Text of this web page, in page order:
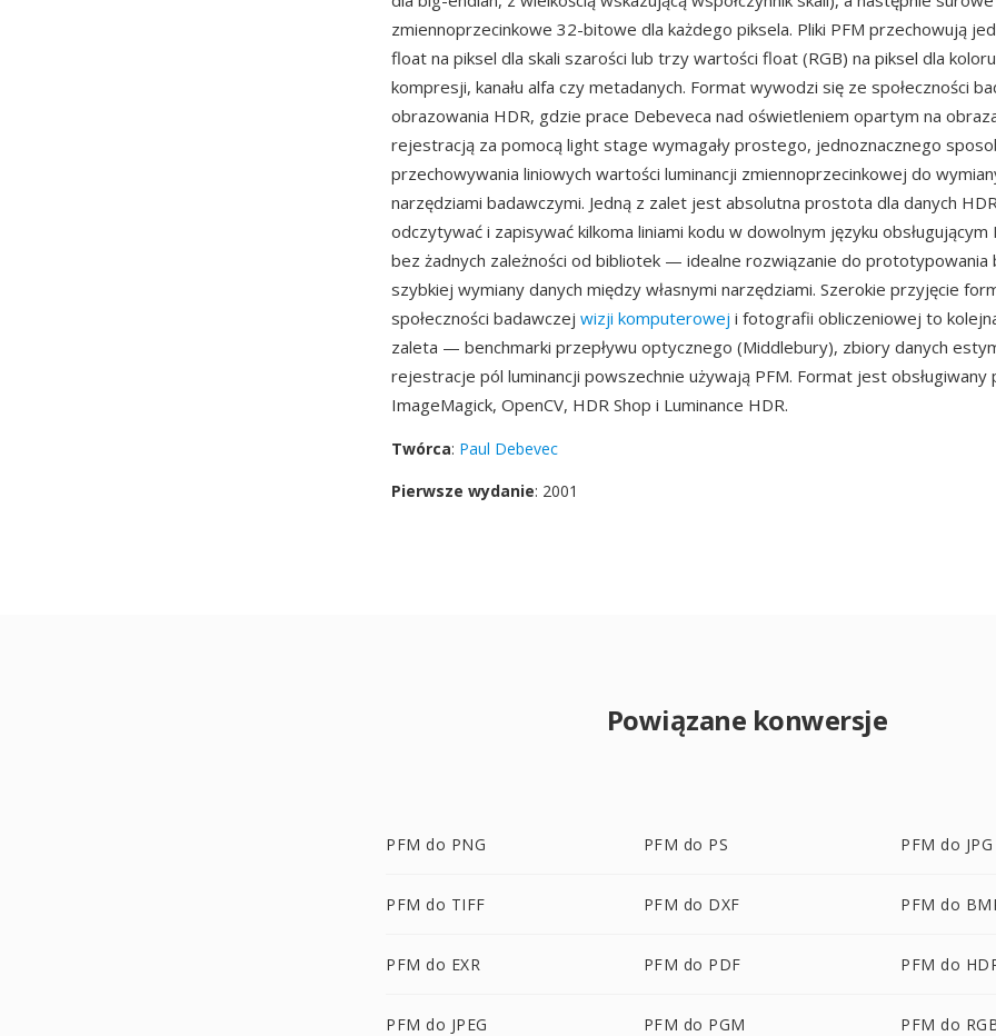
zmiennoprzecinkowe 32-bitowe dla każdego piksela. Pliki PFM przechowują
float na piksel dla skali szarości lub trzy wartości float (RGB) na piksel dla
kompresji, kanału alfa czy metadanych. Format wywodzi się ze społeczności
obrazowania HDR, gdzie prace Debeveca nad oświetleniem opartym na
rejestracją za pomocą light stage wymagały prostego, jednoznacznego
przechowywania liniowych wartości luminancji zmiennoprzecinkowej do
narzędziami badawczymi. Jedną z zalet jest absolutna prostota dla danych
odczytywać i zapisywać kilkoma liniami kodu w dowolnym języku obsługującym
bez żadnych zależności od bibliotek — idealne rozwiązanie do prototypowania
szybkiej wymiany danych między własnymi narzędziami. Szerokie przyjęcie
społeczności badawczej wizji komputerowej i fotografii obliczeniowej to
zaleta — benchmarki przepływu optycznego (Middlebury), zbiory danych
rejestracje pól luminancji powszechnie używają PFM. Format jest obsługiwany
ImageMagick, OpenCV, HDR Shop i Luminance HDR.
Twórca: Paul Debevec
Pierwsze wydanie: 2001
Powiązane konwersje
PFM do PNG PFM do PS PFM do JPG
PFM do TIFF PFM do DXF PFM do
PFM do EXR PFM do PDF PFM do
PFM do JPEG PFM do PGM PFM do